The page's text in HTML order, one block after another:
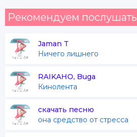
Рекомендуем послушать
Jaman T
Ничего лишнего
RAIKAHO, Buga
Кинолента
скачать песню
она средство от стресса